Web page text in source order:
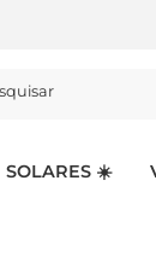
SOLARES ☀️